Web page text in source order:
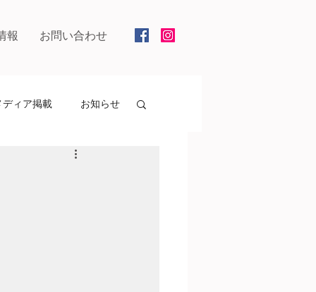
報 お問い合わせ
ディア掲載 お知らせ